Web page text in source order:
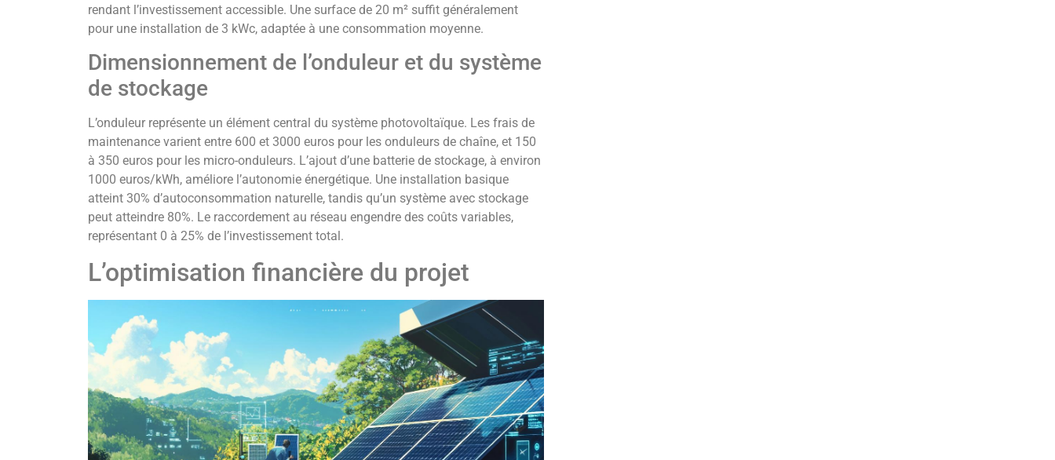
rendant l’investissement accessible. Une surface de 20 m² suffit généralement
pour une installation de 3 kWc, adaptée à une consommation moyenne.
Dimensionnement de l’onduleur et du système
de stockage
L’onduleur représente un élément central du système photovoltaïque. Les frais de
maintenance varient entre 600 et 3000 euros pour les onduleurs de chaîne, et 150
à 350 euros pour les micro-onduleurs. L’ajout d’une batterie de stockage, à environ
1000 euros/kWh, améliore l’autonomie énergétique. Une installation basique
atteint 30% d’autoconsommation naturelle, tandis qu’un système avec stockage
peut atteindre 80%. Le raccordement au réseau engendre des coûts variables,
représentant 0 à 25% de l’investissement total.
L’optimisation financière du projet